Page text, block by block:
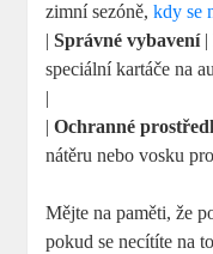
zimní sezóně,kdy se
|Správné vybavení|
speciální kartáče na
|
|Ochranné
nátěru nebo vosku
Mějte na paměti, že
pokud se necítíte na